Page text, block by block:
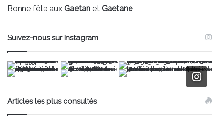
Bonne fête aux Gaetan et Gaetane
Suivez-nous sur Instagram
Articles les plus consultés